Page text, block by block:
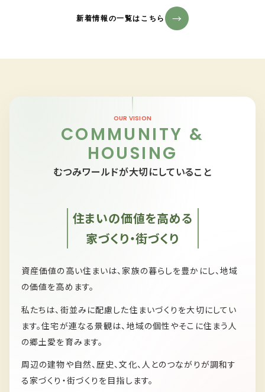
新着情報の一覧はこちら
OUR VISION
COMMUNITY &
HOUSING
むつみワールドが大切にしていること
住まいの価値を高める
家づくり・街づくり
資産価値の高い住まいは、家族の暮らしを豊かにし、地域
の価値を高めます。
私たちは、 街並みに配慮した住まいづくりを大切にしてい
ます。住宅が連なる景観は、 地域の個性やそこに住まう人
の郷土愛を育みます。
周辺の建物や自然、歴史、文化、人とのつながりが調和す
る家づくり・街づくりを目指します。